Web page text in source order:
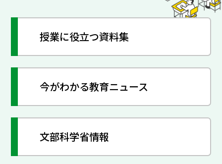
授業に役立つ資料集
今がわかる教育ニュース
文部科学省情報